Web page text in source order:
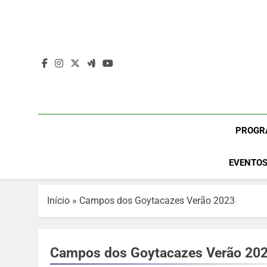
Início » Campos dos Goytacazes Verão 2023
Campos dos Goytacazes Verão